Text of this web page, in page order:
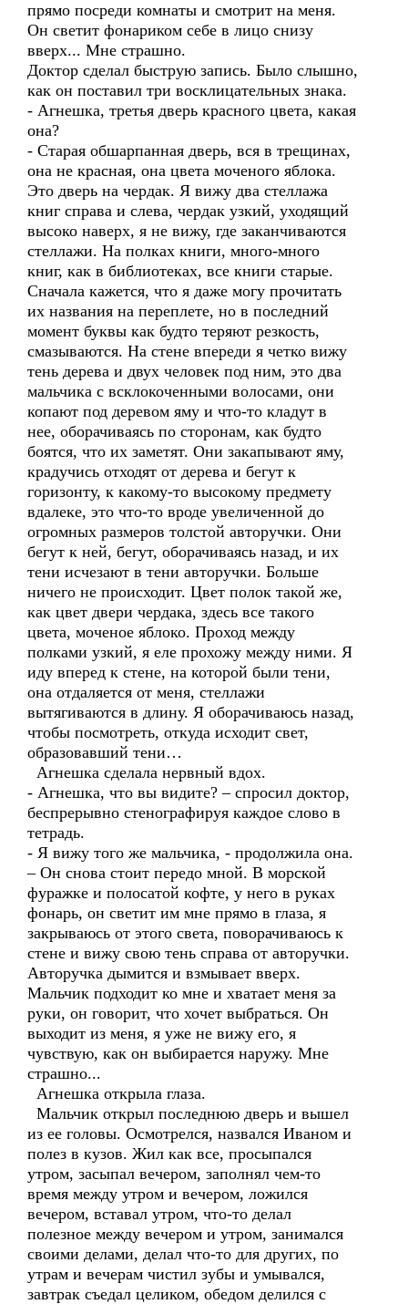
прямо посреди комнаты и смотрит на меня.
Он светит фонариком себе в лицо снизу
вверх... Мне страшно.
Доктор сделал быструю запись. Было слышно,
как он поставил три восклицательных знака.
- Агнешка, третья дверь красного цвета, какая
она?
- Старая обшарпанная дверь, вся в трещинах,
она не красная, она цвета моченого яблока.
Это дверь на чердак. Я вижу два стеллажа
книг справа и слева, чердак узкий, уходящий
высоко наверх, я не вижу, где заканчиваются
стеллажи. На полках книги, много-много
книг, как в библиотеках, все книги старые.
Сначала кажется, что я даже могу прочитать
их названия на переплете, но в последний
момент буквы как будто теряют резкость,
смазываются. На стене впереди я четко вижу
тень дерева и двух человек под ним, это два
мальчика с всклокоченными волосами, они
копают под деревом яму и что-то кладут в
нее, оборачиваясь по сторонам, как будто
боятся, что их заметят. Они закапывают яму,
крадучись отходят от дерева и бегут к
горизонту, к какому-то высокому предмету
вдалеке, это что-то вроде увеличенной до
огромных размеров толстой авторучки. Они
бегут к ней, бегут, оборачиваясь назад, и их
тени исчезают в тени авторучки. Больше
ничего не происходит. Цвет полок такой же,
как цвет двери чердака, здесь все такого
цвета, моченое яблоко. Проход между
полками узкий, я еле прохожу между ними. Я
иду вперед к стене, на которой были тени,
она отдаляется от меня, стеллажи
вытягиваются в длину. Я оборачиваюсь назад,
чтобы посмотреть, откуда исходит свет,
образовавший тени…
Агнешка сделала нервный вдох.
- Агнешка, что вы видите? – спросил доктор,
беспрерывно стенографируя каждое слово в
тетрадь.
- Я вижу того же мальчика, - продолжила она.
– Он снова стоит передо мной. В морской
фуражке и полосатой кофте, у него в руках
фонарь, он светит им мне прямо в глаза, я
закрываюсь от этого света, поворачиваюсь к
стене и вижу свою тень справа от авторучки.
Авторучка дымится и взмывает вверх.
Мальчик подходит ко мне и хватает меня за
руки, он говорит, что хочет выбраться. Он
выходит из меня, я уже не вижу его, я
чувствую, как он выбирается наружу. Мне
страшно...
Агнешка открыла глаза.
Мальчик открыл последнюю дверь и вышел
из ее головы. Осмотрелся, назвался Иваном и
полез в кузов. Жил как все, просыпался
утром, засыпал вечером, заполнял чем-то
время между утром и вечером, ложился
вечером, вставал утром, что-то делал
полезное между вечером и утром, занимался
своими делами, делал что-то для других, по
утрам и вечерам чистил зубы и умывался,
завтрак съедал целиком, обедом делился с